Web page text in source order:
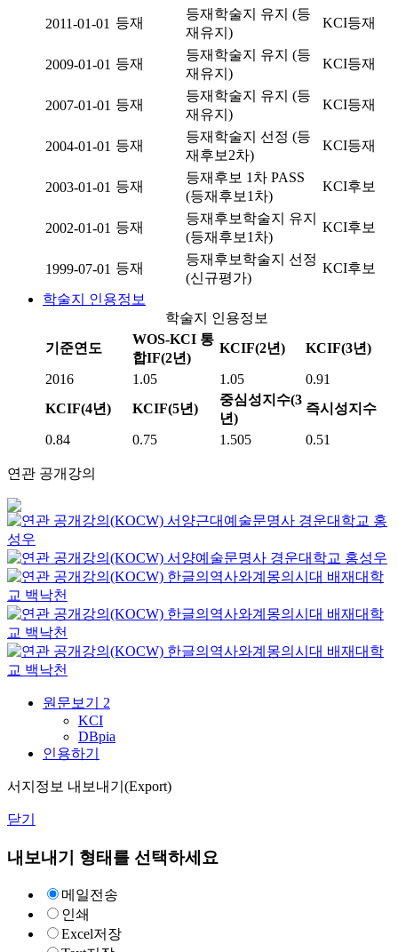
2011-01-01 등재
등재학술지 유지 (등
재유지)
KCI등재
2009-01-01 등재
등재학술지 유지 (등
재유지)
KCI등재
2007-01-01 등재
등재학술지 유지 (등
재유지)
KCI등재
2004-01-01 등재
등재학술지 선정 (등
재후보2차)
KCI등재
2003-01-01 등재
등재후보 1차 PASS
(등재후보1차)
KCI후보
2002-01-01 등재
등재후보학술지 유지
(등재후보1차)
KCI후보
1999-07-01 등재
등재후보학술지 선정
(신규평가)
KCI후보
학술지 인용정보
학술지 인용정보
기준연도
WOS-KCI 통
합IF(2년)
KCIF(2년) KCIF(3년)
2016 1.05 1.05
0.91
KCIF(4년)
KCIF(5년)
중심성지수(3
년)
즉시성지수
0.84 0.75 1.505 0.51
연관 공개강의
서양근대예술문명사 경운대학교 홍
성우
서양예술문명사 경운대학교 홍성우
한글의역사와계몽의시대 배재대학
교 백낙천
한글의역사와계몽의시대 배재대학
교 백낙천
한글의역사와계몽의시대 배재대학
교 백낙천
원문보기 2
KCI
DBpia
인용하기
서지정보 내보내기(Export)
닫기
내보내기 형태를 선택하세요
메일전송
인쇄
Excel저장